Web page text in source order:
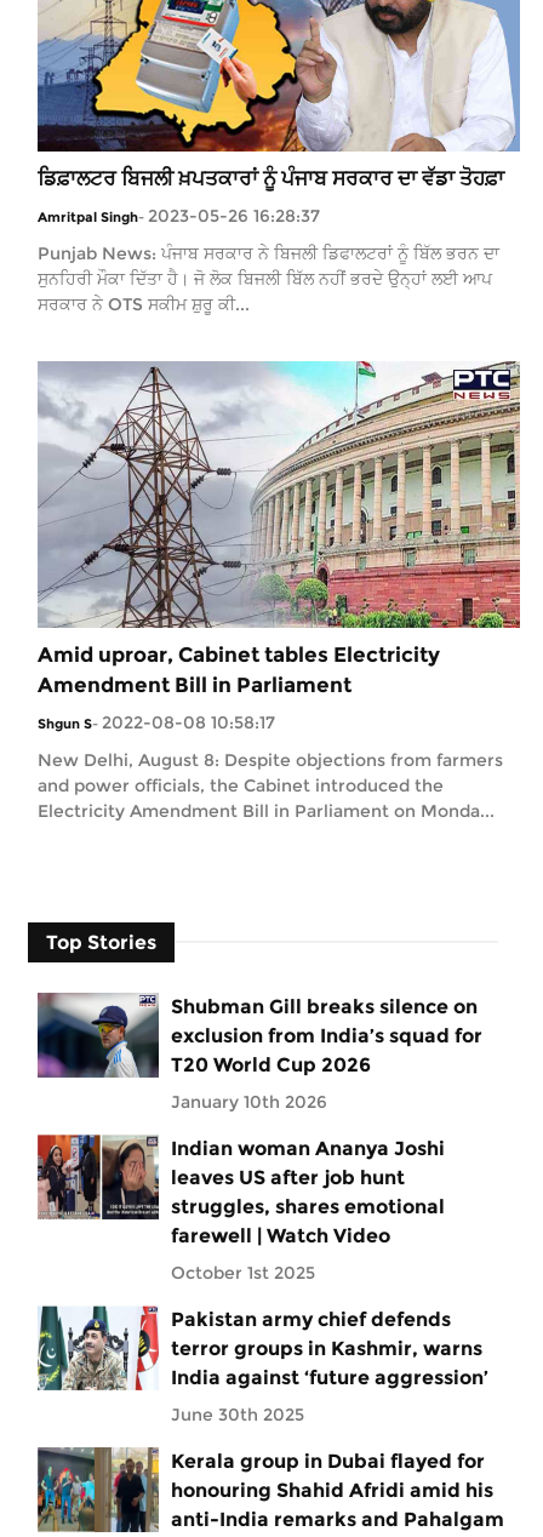
ਡਿਫ਼ਾਲਟਰ ਬਿਜਲੀ ਖ਼ਪਤਕਾਰਾਂ ਨੂੰ ਪੰਜਾਬ ਸਰਕਾਰ ਦਾ ਵੱਡਾ ਤੋਹਫ਼ਾ
Amritpal Singh- 2023-05-26 16:28:37
Punjab News: ਪੰਜਾਬ ਸਰਕਾਰ ਨੇ ਬਿਜਲੀ ਡਿਫਾਲਟਰਾਂ ਨੂੰ ਬਿੱਲ ਭਰਨ ਦਾ
ਸੁਨਹਿਰੀ ਮੌਕਾ ਦਿੱਤਾ ਹੈ। ਜੋ ਲੋਕ ਬਿਜਲੀ ਬਿੱਲ ਨਹੀਂ ਭਰਦੇ ਉਨ੍ਹਾਂ ਲਈ ਆਪ
ਸਰਕਾਰ ਨੇ OTS ਸਕੀਮ ਸ਼ੁਰੂ ਕੀ...
Amid uproar, Cabinet tables Electricity
Amendment Bill in Parliament
Shgun S- 2022-08-08 10:58:17
New Delhi, August 8: Despite objections from farmers
and power officials, the Cabinet introduced the
Electricity Amendment Bill in Parliament on Monda...
Top Stories
Shubman Gill breaks silence on
exclusion from India’s squad for
T20 World Cup 2026
January 10th 2026
Indian woman Ananya Joshi
leaves US after job hunt
struggles, shares emotional
farewell | Watch Video
October 1st 2025
Pakistan army chief defends
terror groups in Kashmir, warns
India against ‘future aggression’
June 30th 2025
Kerala group in Dubai flayed for
honouring Shahid Afridi amid his
anti-India remarks and Pahalgam